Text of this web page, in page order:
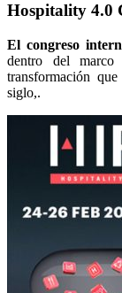
Hospitality 4.0
El congreso
dentro del
transformación
siglo,.